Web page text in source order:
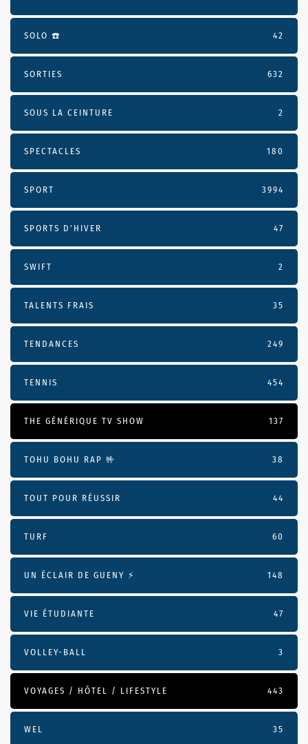
SOLO ☎️ 42
SORTIES 632
SOUS LA CEINTURE 2
SPECTACLES 180
SPORT 3994
SPORTS D'HIVER 47
SWIFT 2
TALENTS FRAIS 35
TENDANCES 249
TENNIS 454
THE GÉNÉRIQUE TV SHOW 137
TOHU BOHU RAP 🤟 38
TOUT POUR RÉUSSIR 44
TURF 60
UN ÉCLAIR DE GUENY ⚡️ 148
VIE ÉTUDIANTE 47
VOLLEY-BALL 3
VOYAGES / HÔTEL / LIFESTYLE 443
WEL 35